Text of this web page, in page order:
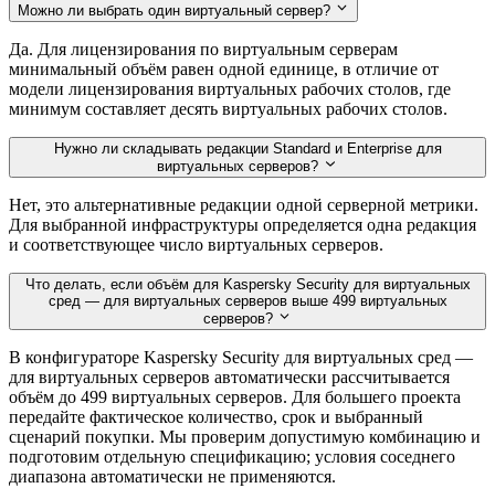
Можно ли выбрать один виртуальный сервер?
Да. Для лицензирования по виртуальным серверам
минимальный объём равен одной единице, в отличие от
модели лицензирования виртуальных рабочих столов, где
минимум составляет десять виртуальных рабочих столов.
Нужно ли складывать редакции Standard и Enterprise для
виртуальных серверов?
Нет, это альтернативные редакции одной серверной метрики.
Для выбранной инфраструктуры определяется одна редакция
и соответствующее число виртуальных серверов.
Что делать, если объём для Kaspersky Security для виртуальных
сред — для виртуальных серверов выше 499 виртуальных
серверов?
В конфигураторе Kaspersky Security для виртуальных сред —
для виртуальных серверов автоматически рассчитывается
объём до 499 виртуальных серверов. Для большего проекта
передайте фактическое количество, срок и выбранный
сценарий покупки. Мы проверим допустимую комбинацию и
подготовим отдельную спецификацию; условия соседнего
диапазона автоматически не применяются.